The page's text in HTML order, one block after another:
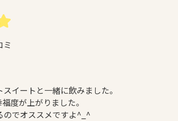
ミ
イートと一緒に飲みました。
度が上がりました。
のでオススメですよ^_^